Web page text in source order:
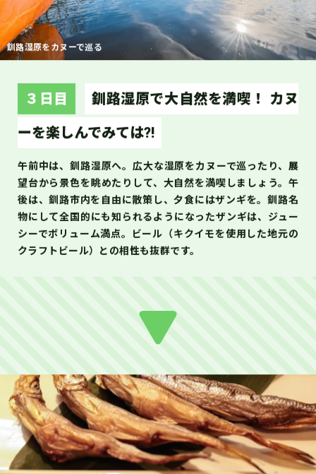
釧路湿原をカヌーで巡る
３日目
釧路湿原で大自然を満喫！ カヌ
ーを楽しんでみては?!
午前中は、釧路湿原へ。広大な湿原をカヌーで巡ったり、展
望台から景色を眺めたりして、大自然を満喫しましょう。午
後は、釧路市内を自由に散策し、夕食にはザンギを。釧路名
物にして全国的にも知られるようになったザンギは、ジュー
シーでボリューム満点。ビール（キクイモを使用した地元の
クラフトビール）との相性も抜群です。